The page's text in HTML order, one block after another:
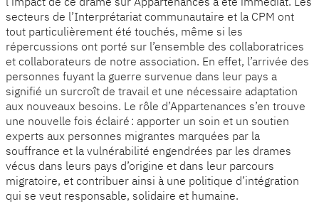
secteurs de l’Interprétariat communautaire et la CPM ont
tout particulièrement été touchés, même si les
répercussions ont porté sur l’ensemble des collaboratrices
et collaborateurs de notre association. En effet, l’arrivée des
personnes fuyant la guerre survenue dans leur pays a
signifié un surcroît de travail et une nécessaire adaptation
aux nouveaux besoins. Le rôle d’Appartenances s’en trouve
une nouvelle fois éclairé : apporter un soin et un soutien
experts aux personnes migrantes marquées par la
souffrance et la vulnérabilité engendrées par les drames
vécus dans leurs pays d’origine et dans leur parcours
migratoire, et contribuer ainsi à une politique d’intégration
qui se veut responsable, solidaire et humaine.